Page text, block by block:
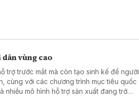
vùng cao
trợ trước mắt mà còn tạo sinh kế để người
cùng với các chương trình mục tiêu quốc
nhiều mô hình hỗ trợ sản xuất đang trở